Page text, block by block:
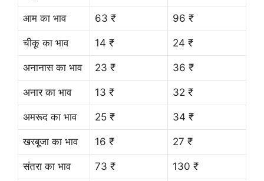
आम का भाव 63 ₹ 96 ₹
चीकू का भाव 14 ₹ 24 ₹
अनानास का भाव 23 ₹ 36 ₹
अनार का भाव 13 ₹ 32 ₹
अमरूद का भाव 25 ₹ 34 ₹
खरबूजा का भाव 16 ₹ 27 ₹
संतरा का भाव 73 ₹ 130 ₹